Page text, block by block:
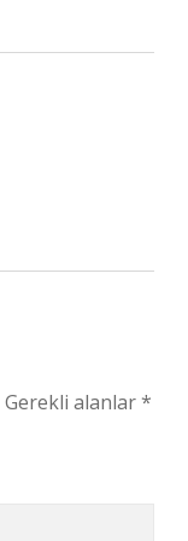
Gerekli alanlar*